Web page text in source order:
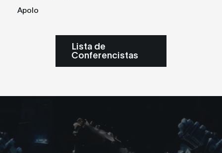
Apolo
Lista de
Conferencistas